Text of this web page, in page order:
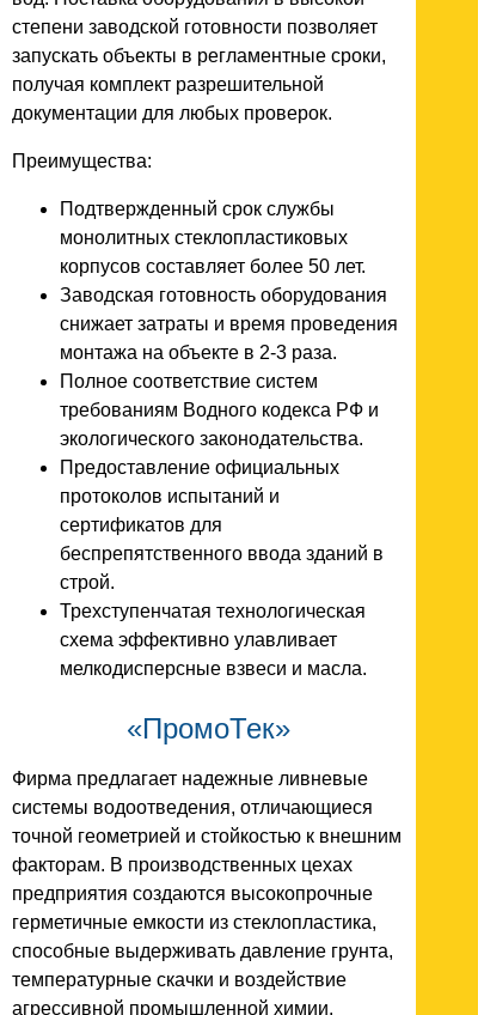
степени заводской готовности позволяет
запускать объекты в регламентные сроки,
получая комплект разрешительной
документации для любых проверок.
Преимущества:
Подтвержденный срок службы
монолитных стеклопластиковых
корпусов составляет более 50 лет.
Заводская готовность оборудования
снижает затраты и время проведения
монтажа на объекте в 2-3 раза.
Полное соответствие систем
требованиям Водного кодекса РФ и
экологического законодательства.
Предоставление официальных
протоколов испытаний и
сертификатов для
беспрепятственного ввода зданий в
строй.
Трехступенчатая технологическая
схема эффективно улавливает
мелкодисперсные взвеси и масла.
«ПромоТек»
Фирма предлагает надежные ливневые
системы водоотведения, отличающиеся
точной геометрией и стойкостью к внешним
факторам. В производственных цехах
предприятия создаются высокопрочные
герметичные емкости из стеклопластика,
способные выдерживать давление грунта,
температурные скачки и воздействие
агрессивной промышленной химии.